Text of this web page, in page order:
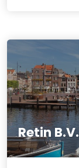
Retin B.V.